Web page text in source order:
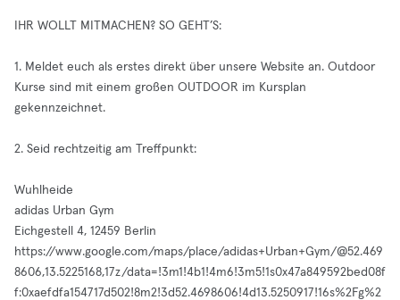
IHR WOLLT MITMACHEN? SO GEHT’S:
1. Meldet euch als erstes direkt über unsere Website an. Outdoor
Kurse sind mit einem großen OUTDOOR im Kursplan
gekennzeichnet.
2. Seid rechtzeitig am Treffpunkt:
Wuhlheide
adidas Urban Gym
Eichgestell 4, 12459 Berlin
https://www.google.com/maps/place/adidas+Urban+Gym/@52.469
8606,13.5225168,17z/data=!3m1!4b1!4m6!3m5!1s0x47a849592bed08f
f:0xaefdfa154717d502!8m2!3d52.4698606!4d13.5250917!16s%2Fg%2